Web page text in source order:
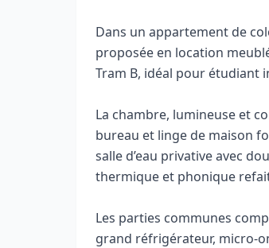
Dans un appartement de
proposée en location
Tram B, idéal pour étudiant
La chambre, lumineuse et
bureau et linge de maison
salle d’eau privative avec
thermique et phonique
Les parties communes
grand réfrigérateur, micro-